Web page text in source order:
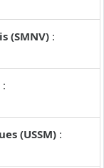
(SMNV) :
:
(USSM) :